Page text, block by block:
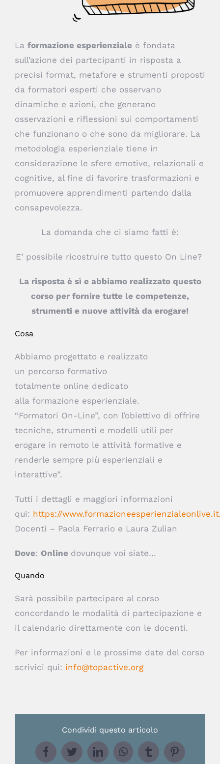
La formazione esperienziale è fondata
sull’azione dei partecipanti in risposta a
precisi format, metafore e strumenti proposti
da formatori esperti che osservano
dinamiche e azioni, che generano
osservazioni e riflessioni sui comportamenti
che funzionano o che sono da migliorare. La
metodologia esperienziale tiene in
considerazione le sfere emotive, relazionali e
cognitive, al fine di favorire trasformazioni e
promuovere apprendimenti partendo dalla
consapevolezza.
La domanda che ci siamo fatti è:
E’ possibile ricostruire tutto questo On Line?
La risposta è sì e abbiamo realizzato questo
corso per fornire tutte le competenze,
strumenti e nuove attività da erogare!
Cosa
Abbiamo progettato e realizzato
un percorso formativo
totalmente online dedicato
alla formazione esperienziale.
“Formatori On-Line”, con l’obiettivo di offrire
tecniche, strumenti e modelli utili per
erogare in remoto le attività formative e
renderle sempre più esperienziali e
interattive”.
Tutti i dettagli e maggiori informazioni
qui: https://
Docenti – Paola Ferrario e Laura Zulian
Dove: Online dovunque voi siate…
Quando
Sarà possibile partecipare al corso
concordando le modalità di partecipazione e
il calendario direttamente con le docenti.
Per informazioni e le prossime date del corso
scrivici qui: info@topactive.org
Condividi questo articolo
FacebookTwitterLinkedInWhatsApp
TumblrPinterest